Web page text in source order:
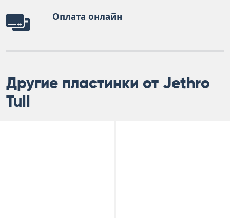
Оплата онлайн
Другие пластинки от Jethro
Tull